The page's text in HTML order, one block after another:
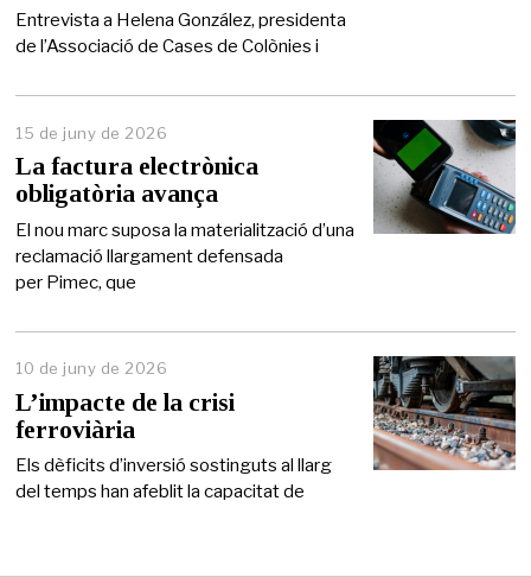
2
6
Entrevista a Helena González, presidenta
de l’Associació de Cases de Colònies i
15 de juny de 2026
d
e
u
n
2
6
La factura electrònica
obligatòria avança
El nou marc suposa la materialització d’una
reclamació llargament defensada
per Pimec, que
10 de juny de 2026
L’impacte de la crisi
ferroviària
Els dèficits d’inversió sostinguts al llarg
del temps han afeblit la capacitat de